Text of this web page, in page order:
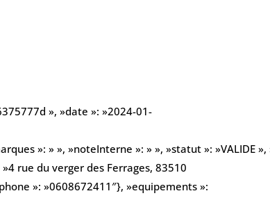
», »date »: »2024-01-
»: » », »noteInterne »: » », »statut »: »VALIDE »,
rue du verger des Ferrages, 83510
»: »0608672411″}, »equipements »: